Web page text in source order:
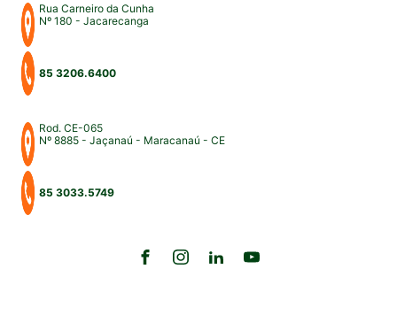
Rua Carneiro da Cunha
Nº 180 - Jacarecanga
85 3206.6400
Rod. CE-065
Nº 8885 - Jaçanaú - Maracanaú - CE
85 3033.5749